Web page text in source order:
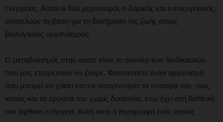
ενέργειας. Αυτοί οι δύο μηχανισμοί, ο δομικός και ο ενεργειακός,
αποτελούν τη βάση για τη διατήρηση της ζωής στους
βιολογικούς οργανισμούς.
Ο μεταβολισμός στην ουσία είναι το σύνολο των διαδικασιών
που μας επιτρέπουν να ζούμε. Φανταστείτε έναν οργανισμό
που μπορεί να χτίσει και να αναγεννήσει τα κύτταρά του, τους
ιστούς και τα όργανά του χωρίς δυσκολία, ενώ έχει στη διάθεσή
του άφθονη ενέργεια. Αυτή είναι η περιγραφή ενός υγιούς